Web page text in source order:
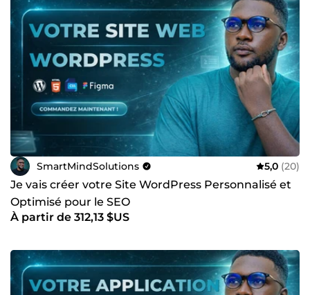
SmartMindSolutions 5,0 (20)
Je vais créer votre Site WordPress Personnalisé et
Optimisé pour le SEO
À partir de 312,13 $US